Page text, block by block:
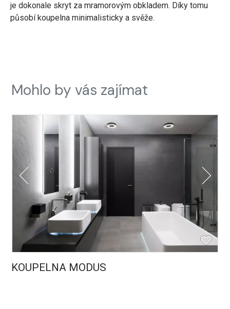
je dokonale skryt za mramorovým obkladem. Díky tomu
působí koupelna minimalisticky a svěže.
Mohlo by vás zajímat
KOUPELNA MODUS